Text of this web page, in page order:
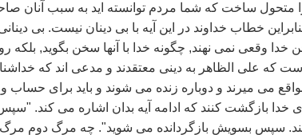
متحول ساخت که شما مردم توانسته ايد به سبب آنان
خطاب خداوند در اين آيه با بی دينان نيست. بی
خدا وقعی نمی نهند, چگونه خدا با آنها سخن بگويد, بلکه
که علی الظاهر به دينی معتقدند و مدعی اند که
بواقع می ميرند و دوباره زنده می شوند و بايد برای حساب و
خدا بازگشت کنند که ادامه آيه بدان اشاره می کند.
کند. سپس بسويش بازگردانده می شويد". چه مرگ دوم مرگ